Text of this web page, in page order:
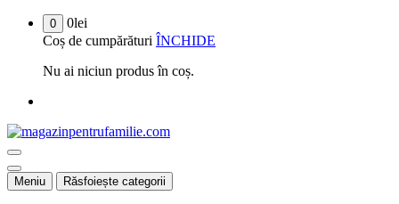
0 0lei
Coș de cumpărături ÎNCHIDE
Nu ai niciun produs în coș.
Meniu Răsfoiește categorii